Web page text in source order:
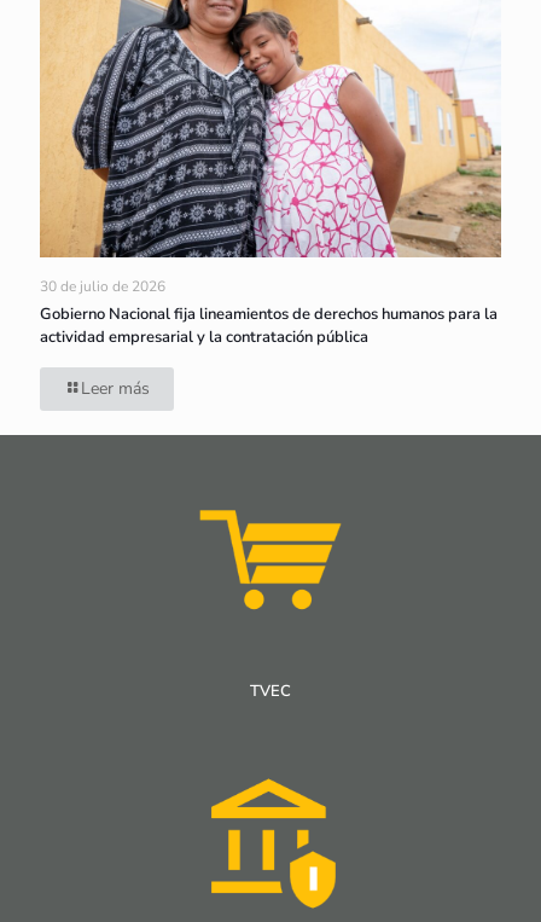
30 de julio de 2026
Gobierno Nacional fija lineamientos de derechos humanos para la
actividad empresarial y la contratación pública
Leer más
TVEC